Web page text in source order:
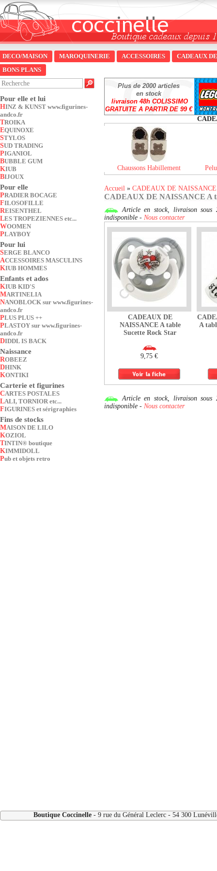
DECO/MAISON MAROQUINERIE ACCESSOIRES
CADEAUX
BONS PLANS
Pour elle et lui
HINZ & KUNST www.figurines-
andco.fr
TROIKA
EQUINOXE
STYLOS
SUD TRADING
PIGANIOL
BUBBLE GUM
KIUB
BIJOUX
Pour elle
PRADIER BOCAGE
FILOSOFILLE
REISENTHEL
LES TROPEZIENNES etc...
WOOMEN
PLAYBOY
Pour lui
SERGE BLANCO
ACCESSOIRES MASCULINS
KIUB HOMMES
Enfants et ados
KIUB KID'S
MARTINELIA
NANOBLOCK sur www.figurines-
andco.fr
PLUS PLUS ++
PLASTOY sur www.figurines-
andco.fr
DIDDL IS BACK
Naissance
ROBEEZ
DHINK
KONTIKI
Carterie et figurines
CARTES POSTALES
LALI, TORNIOR etc...
FIGURINES et sérigraphies
Fins de stocks
MAISON DE LILO
KOZIOL
TINTIN® boutique
KIMMIDOLL
Pub et objets retro
Plus de 2000 articles
en stock
livraison 48h COLISSIMO
GRATUITE A PARTIR DE 99 €
Chaussons Habillement
Accueil » CADEAUX DE NAISSANCE
CADEAUX DE NAISSANCE A
Article en stock, livraison
indisponible - Nous contacter
CADEAUX DE
NAISSANCE A table
Sucette Rock Star
9,75 €
A
Article en stock, livraison
indisponible - Nous contacter
Boutique Coccinelle - 9 rue du Général Leclerc - 54 300